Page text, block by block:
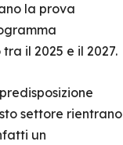
la prova
il 2025 e il 2027.
settore rientrano
un